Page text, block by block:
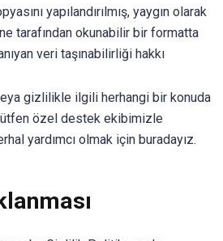
yapılandırılmış, yaygın olarak
tarafından okunabilir bir formatta
veri taşınabilirliği hakkı
gizlilikle ilgili herhangi bir konuda
özel destek ekibimizle
yardımcı olmak için buradayız.